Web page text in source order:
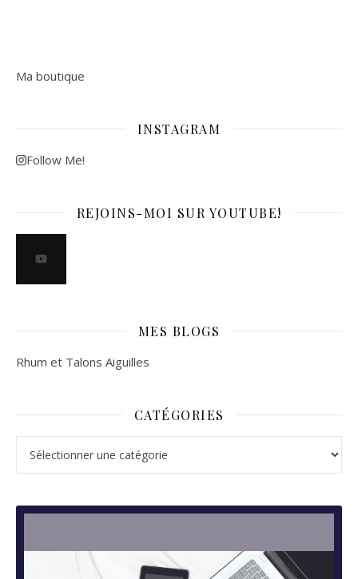
Ma boutique
INSTAGRAM
Follow Me!
REJOINS-MOI SUR YOUTUBE!
MES BLOGS
Rhum et Talons Aiguilles
CATÉGORIES